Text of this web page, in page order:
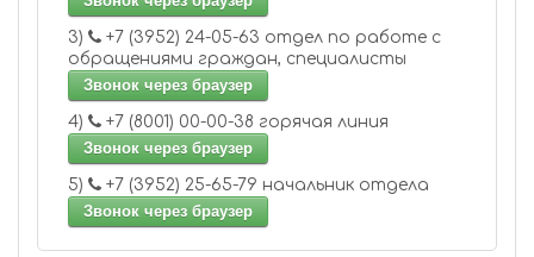
3)
обращениями граждан, специалисты
Звонок через браузер
4)
+7 (8001) 00-00-38 горячая линия
Звонок через браузер
5)
+7 (3952) 25-65-79 начальник отдела
Звонок через браузер